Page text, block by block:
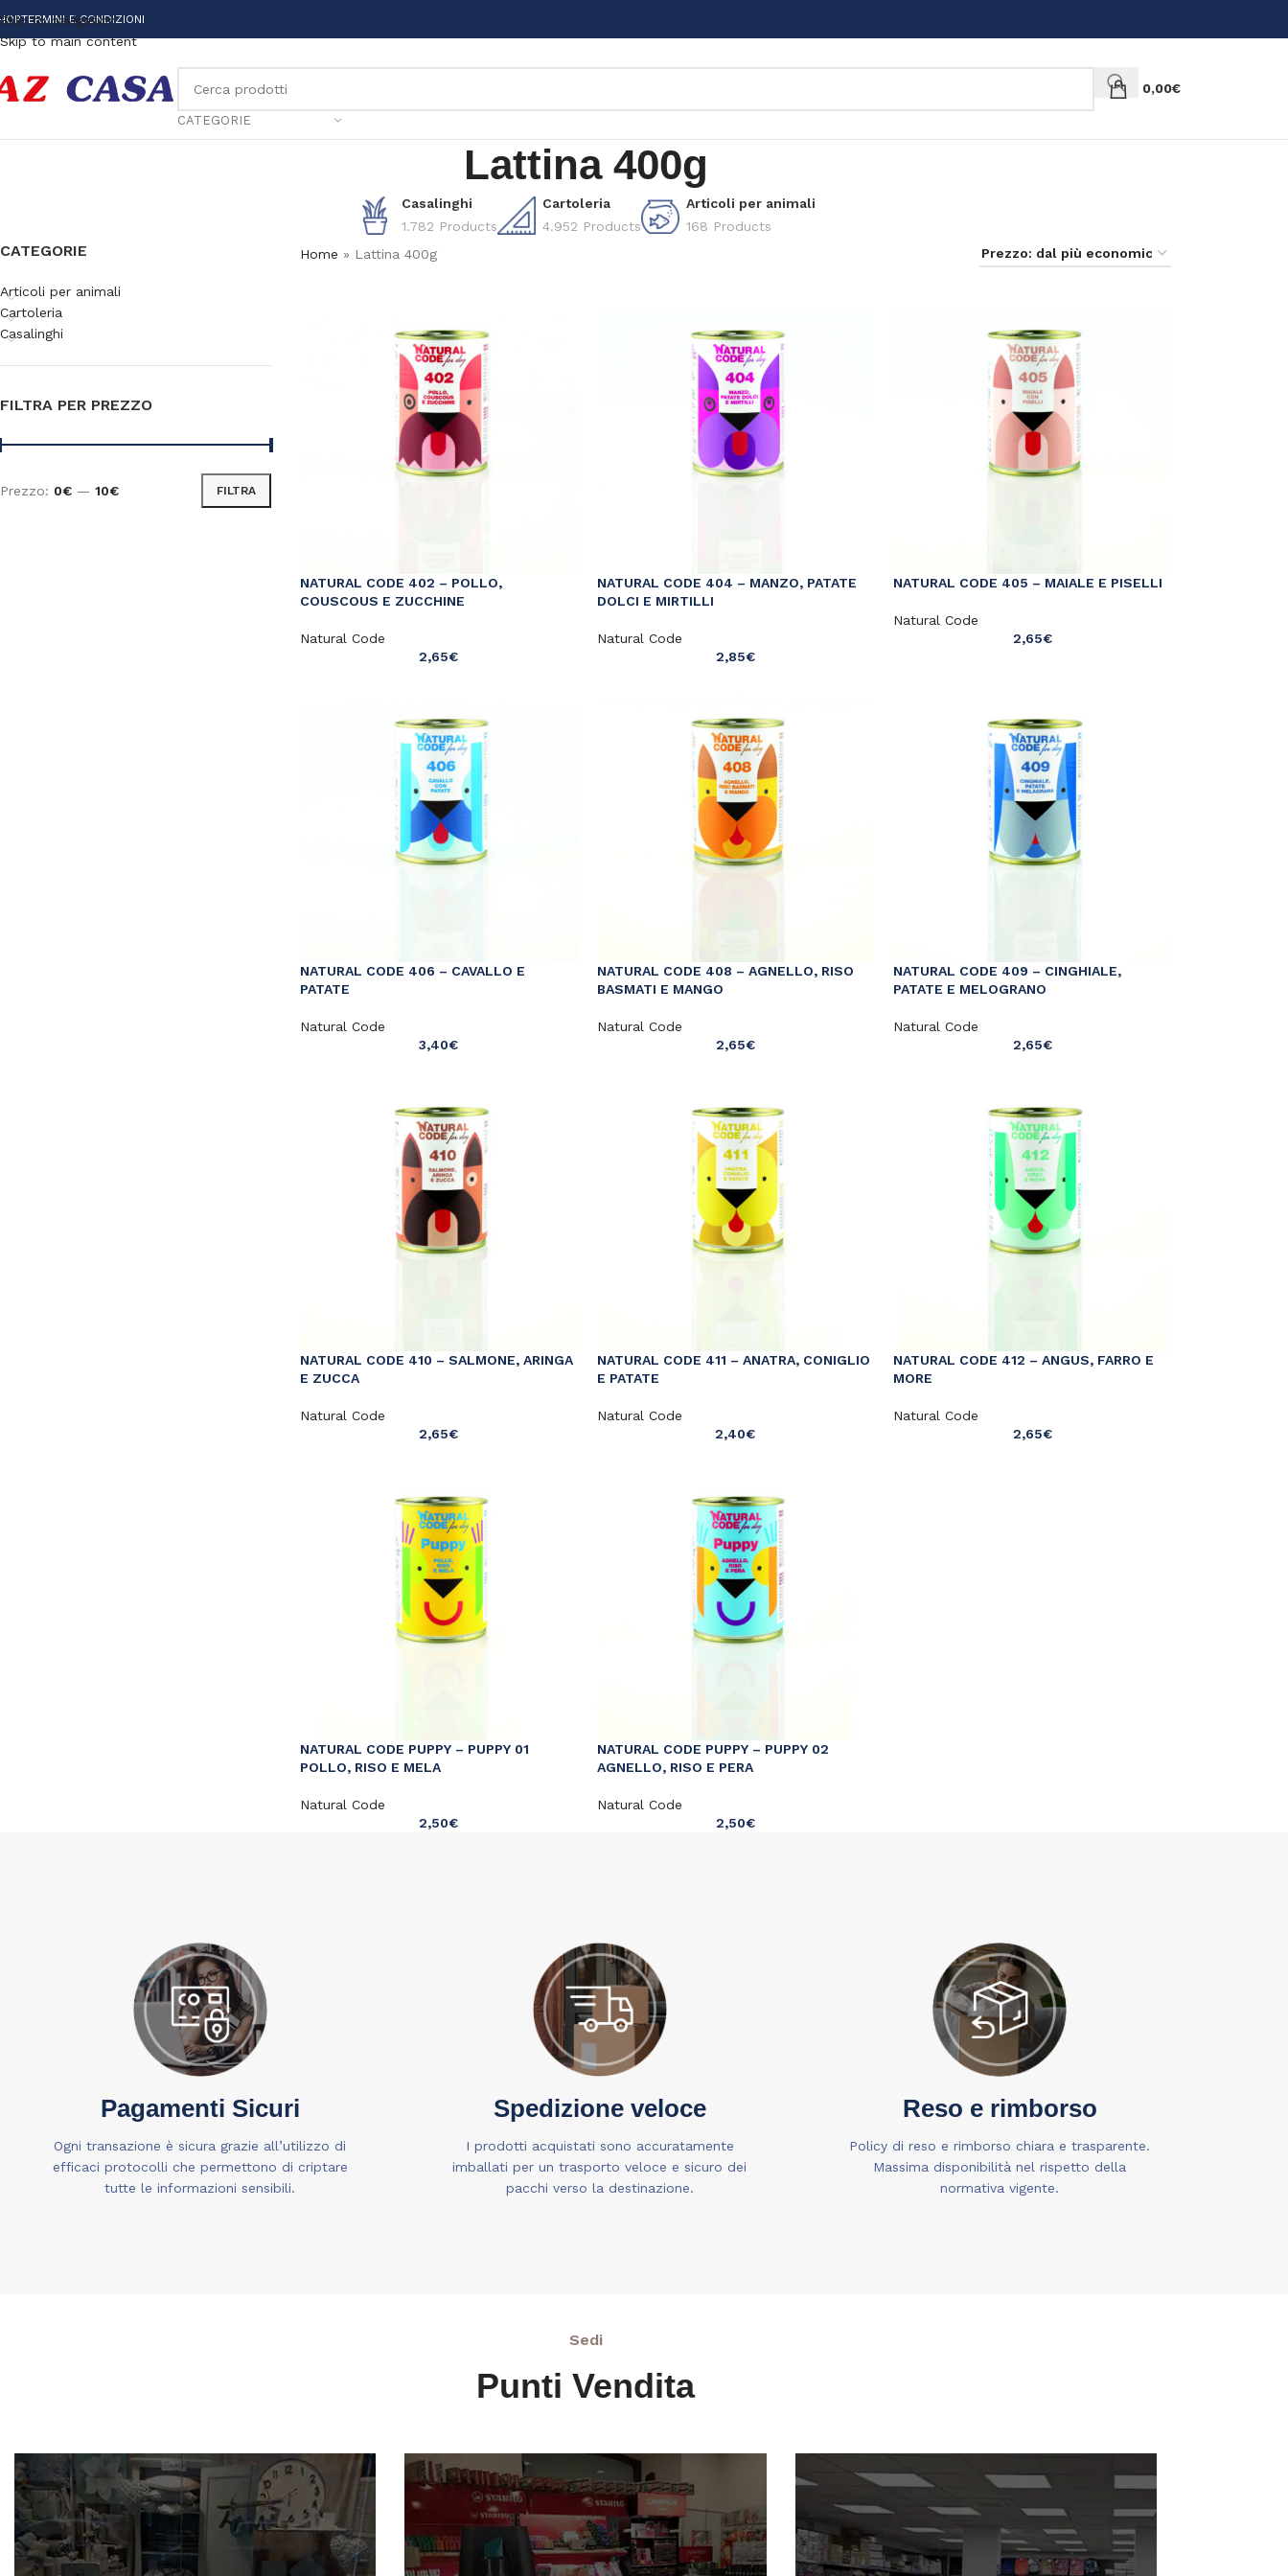
Skip to navigation
Skip to main content
TERMINI E CONDIZIONI
CATEGORIE
0,00€
Lattina 400g
Casalinghi
1.782 Products
Cartoleria
4.952 Products
Articoli per animali
168 Products
CATEGORIE
Articoli per animali
Cartoleria
Casalinghi
FILTRA PER PREZZO
FILTRA
Prezzo: 0€ — 10€
Home » Lattina 400g
NATURAL CODE 402 – POLLO,
COUSCOUS E ZUCCHINE
Natural Code
2,65€
NATURAL CODE 404 – MANZO, PATATE
DOLCI E MIRTILLI
Natural Code
2,85€
NATURAL CODE 405 – MAIALE E PISELLI
Natural Code
2,65€
NATURAL CODE 406 – CAVALLO E
PATATE
Natural Code
3,40€
NATURAL CODE 408 – AGNELLO, RISO
BASMATI E MANGO
Natural Code
2,65€
NATURAL CODE 409 – CINGHIALE,
PATATE E MELOGRANO
Natural Code
2,65€
NATURAL CODE 410 – SALMONE, ARINGA
E ZUCCA
Natural Code
2,65€
NATURAL CODE 411 – ANATRA, CONIGLIO
E PATATE
Natural Code
2,40€
NATURAL CODE 412 – ANGUS, FARRO E
MORE
Natural Code
2,65€
NATURAL CODE PUPPY – PUPPY 01
POLLO, RISO E MELA
Natural Code
2,50€
NATURAL CODE PUPPY – PUPPY 02
AGNELLO, RISO E PERA
Natural Code
2,50€
Pagamenti Sicuri
Ogni transazione è sicura grazie all’utilizzo di
efficaci protocolli che permettono di criptare
tutte le informazioni sensibili.
Spedizione veloce
I prodotti acquistati sono accuratamente
imballati per un trasporto veloce e sicuro dei
pacchi verso la destinazione.
Reso e rimborso
Policy di reso e rimborso chiara e trasparente.
Massima disponibilità nel rispetto della
normativa vigente.
Sedi
Punti Vendita